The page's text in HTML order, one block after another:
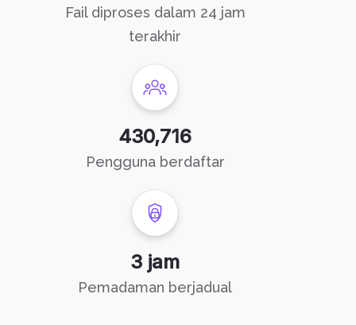
Fail diproses dalam 24 jam
terakhir
430,716
Pengguna berdaftar
3 jam
Pemadaman berjadual